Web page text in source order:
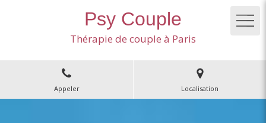
Psy Couple
Thérapie de couple à Paris
Appeler Localisation